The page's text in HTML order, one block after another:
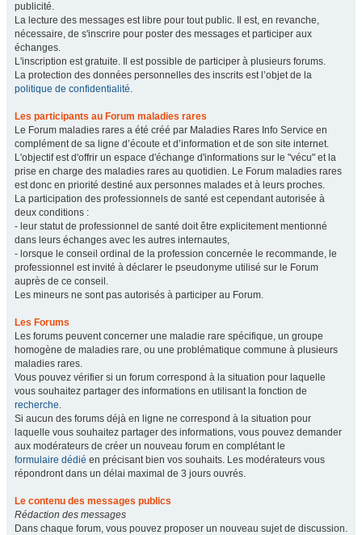
publicité.
La lecture des messages est libre pour tout public. Il est, en revanche,
nécessaire, de s'inscrire pour poster des messages et participer aux
échanges.
L'inscription est gratuite. Il est possible de participer à plusieurs forums.
La protection des données personnelles des inscrits est l’objet de la
politique de confidentialité.
Les participants au Forum maladies rares
Le Forum maladies rares a été créé par Maladies Rares Info Service en
complément de sa ligne d’écoute et d’information et de son site internet.
L'objectif est d'offrir un espace d'échange d'informations sur le "vécu" et la
prise en charge des maladies rares au quotidien. Le Forum maladies rares
est donc en priorité destiné aux personnes malades et à leurs proches.
La participation des professionnels de santé est cependant autorisée à
deux conditions :
- leur statut de professionnel de santé doit être explicitement mentionné
dans leurs échanges avec les autres internautes,
- lorsque le conseil ordinal de la profession concernée le recommande, le
professionnel est invité à déclarer le pseudonyme utilisé sur le Forum
auprès de ce conseil.
Les mineurs ne sont pas autorisés à participer au Forum.
Les Forums
Les forums peuvent concerner une maladie rare spécifique, un groupe
homogène de maladies rare, ou une problématique commune à plusieurs
maladies rares.
Vous pouvez vérifier si un forum correspond à la situation pour laquelle
vous souhaitez partager des informations en utilisant la fonction de
recherche.
Si aucun des forums déjà en ligne ne correspond à la situation pour
laquelle vous souhaitez partager des informations, vous pouvez demander
aux modérateurs de créer un nouveau forum en complétant le
formulaire dédié en précisant bien vos souhaits. Les modérateurs vous
répondront dans un délai maximal de 3 jours ouvrés.
Le contenu des messages publics
Rédaction des messages
Dans chaque forum, vous pouvez proposer un nouveau sujet de discussion.